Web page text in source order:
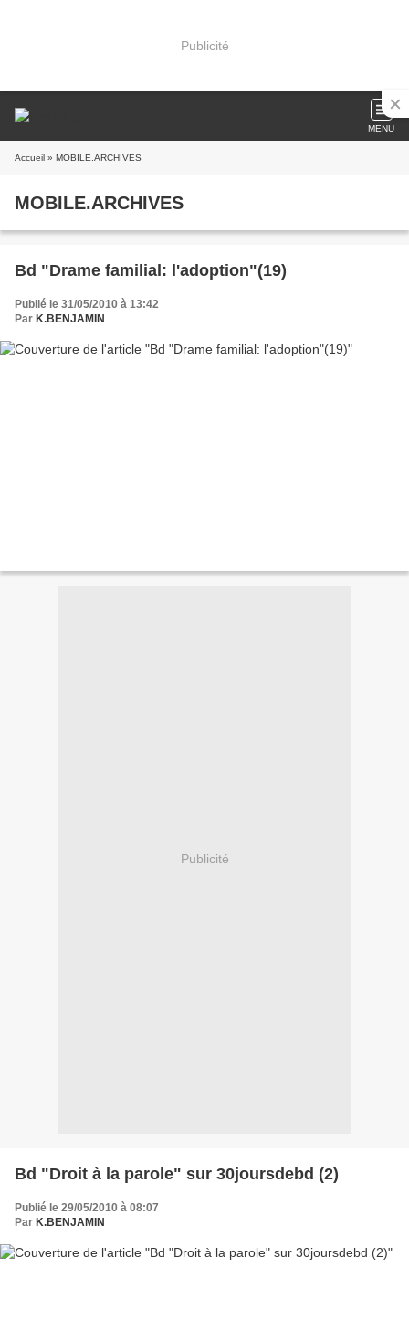
Publicité
MENU
Accueil » MOBILE.ARCHIVES
MOBILE.ARCHIVES
Bd "Drame familial: l'adoption"(19)
Publié le 31/05/2010 à 13:42
Par K.BENJAMIN
Publicité
Bd "Droit à la parole" sur 30joursdebd (2)
Publié le 29/05/2010 à 08:07
Par K.BENJAMIN